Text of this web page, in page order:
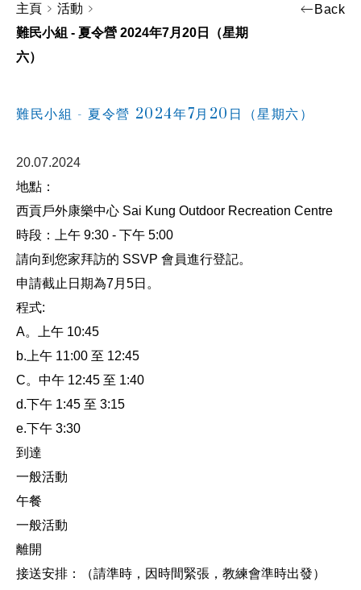
主頁
活動
難民小組 - 夏令營 2024年7月20日（星期
六）
Back
難民小組 - 夏令營 2024年7月20日（星期六）
20.07.2024
地點：
西貢戶外康樂中心 Sai Kung Outdoor Recreation Centre
時段：上午 9:30 - 下午 5:00
請向到您家拜訪的 SSVP 會員進行登記。
申請截止日期為7月5日。
程式:
A。上午 10:45
b.上午 11:00 至 12:45
C。中午 12:45 至 1:40
d.下午 1:45 至 3:15
e.下午 3:30
到達
一般活動
午餐
一般活動
離開
接送安排：（請準時，因時間緊張，教練會準時出發）